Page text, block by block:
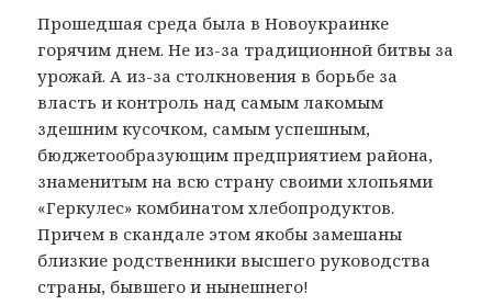
Прошедшая среда была в Новоукраинке
горячим днем. Не из-за традиционной битвы за
урожай. А из-за столкновения в борьбе за
власть и контроль над самым лакомым
здешним кусочком, самым успешным,
бюджетообразующим предприятием района,
знаменитым на всю страну своими хлопьями
«Геркулес» комбинатом хлебопродуктов.
Причем в скандале этом якобы замешаны
близкие родственники высшего руководства
страны, бывшего и нынешнего!